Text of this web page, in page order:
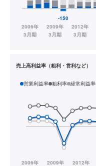
売上高利益率（粗利・営利など）
営業利益率 粗利率 経常利益率